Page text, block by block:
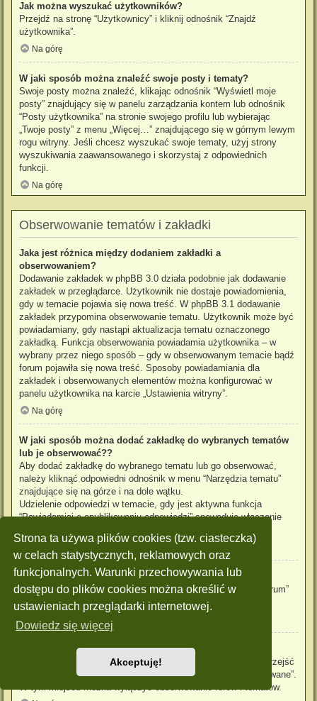
Strona ta używa plików cookies (tzw. ciasteczka)
w celach statystycznych, reklamowych oraz
funkcjonalnych. Warunki przechowywania lub
dostępu do plików cookies można określić w
ustawieniach przeglądarki internetowej.
Dowiedz się więcej
Akceptuję!
Jak można wyszukać użytkowników?
Przejdź na stronę “Użytkownicy” i kliknij odnośnik “Znajdź
użytkownika”.
Na górę
W jaki sposób można znaleźć swoje posty i tematy?
Swoje posty można znaleźć, klikając odnośnik “Wyświetl moje
posty” znajdujący się w panelu zarządzania kontem lub odnośnik
“Posty użytkownika” na stronie swojego profilu lub wybierając
„Twoje posty” z menu „Więcej…” znajdującego się w górnym lewym
rogu witryny. Jeśli chcesz wyszukać swoje tematy, użyj strony
wyszukiwania zaawansowanego i skorzystaj z odpowiednich
funkcji.
Na górę
Obserwowanie tematów i zakładki
Jaka jest różnica między dodaniem zakładki a
obserwowaniem?
Dodawanie zakładek w phpBB 3.0 działa podobnie jak dodawanie
zakładek w przeglądarce. Użytkownik nie dostaje powiadomienia,
gdy w temacie pojawia się nowa treść. W phpBB 3.1 dodawanie
zakładek przypomina obserwowanie tematu. Użytkownik może być
powiadamiany, gdy nastąpi aktualizacja tematu oznaczonego
zakładką. Funkcja obserwowania powiadamia użytkownika – w
wybrany przez niego sposób – gdy w obserwowanym temacie bądź
forum pojawiła się nowa treść. Sposoby powiadamiania dla
zakładek i obserwowanych elementów można konfigurować w
panelu użytkownika na karcie „Ustawienia witryny”.
Na górę
W jaki sposób można dodać zakładkę do wybranych tematów
lub je obserwować??
Aby dodać zakładkę do wybranego tematu lub go obserwować,
należy kliknąć odpowiedni odnośnik w menu “Narzędzia tematu”
znajdujące się na górze i na dole wątku.
Udzielenie odpowiedzi w temacie, gdy jest aktywna funkcja
“Powiadamiaj o opublikowaniu odpowiedzi” spowoduje włączenie
Jak obserwować wybrane forum?
Aby obserwować wybrane forum, należy kliknąć „Obserwuj forum”
znajdujący się na dole strony.
Na górę
W jaki sposób usunąć obserwowanie forum, tematu?
Aby wyłączyć funkcję obserwowania forum, tematu, należy przejść
do panelu zarządzania kontem i następnie do karty “Obserwowane”.
W tym miejscu można wyłączyć obserwowanie forów i tematów.